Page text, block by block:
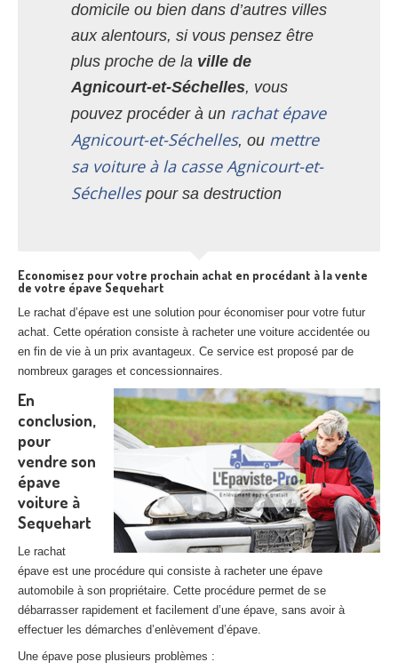
domicile ou bien dans d’autres villes
aux alentours, si vous pensez être
plus proche de la ville de
Agnicourt-et-Séchelles, vous
pouvez procéder à un rachat épave
Agnicourt-et-Séchelles, ou mettre
sa voiture à la casse Agnicourt-et-
Séchellespour sa destruction
Economisez pour votre prochain achat en procédant à la vente
de votre épave Sequehart
Le rachat d’épave est une solution pour économiser pour votre futur
achat. Cette opération consiste à racheter une voiture accidentée ou
en fin de vie à un prix avantageux. Ce service est proposé par de
nombreux garages et concessionnaires.
En
conclusion,
pour
vendre son
épave
voiture à
Sequehart
Le rachat
épave est une procédure qui consiste à racheter une épave
automobile à son propriétaire. Cette procédure permet de se
débarrasser rapidement et facilement d’une épave, sans avoir à
effectuer les démarches d’enlèvement d’épave.
Une épave pose plusieurs problèmes :